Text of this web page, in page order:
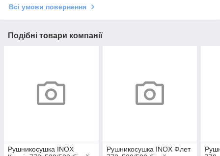
Всі умови повернення
Подібні товари компанії
Рушникосушка INOX
Рушникосушка INOX Флет